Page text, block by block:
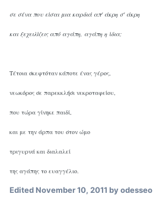
σε σένα που είσαι μια καρδιά απ' άκρη σ' άκρη
και ξεχειλίζεις από αγάπη, αγάπη η ίδια;
Τέτοια σκεφτόταν κάποτε ένας γέρος,
νεωκόρος σε παρεκκλήσι νεκροταφείου,
που τώρα γίνηκε παιδί,
και με την άρπα του στον ώμο
τριγυρνά και διαλαλεί
της αγάπης το ευαγγέλιο.
EditedNovember 10, 2011 by odesseo